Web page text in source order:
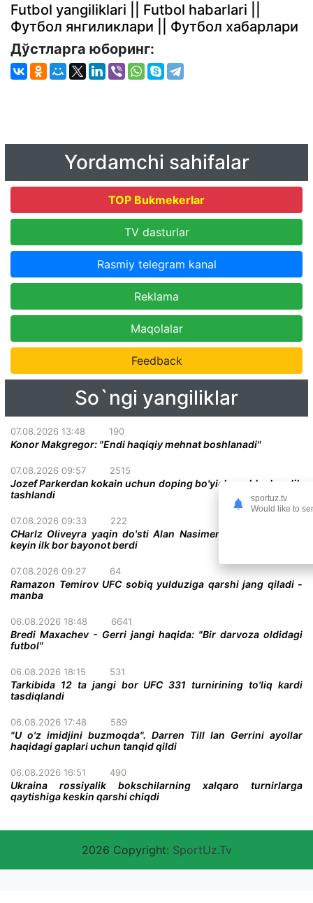
Futbol yangiliklari || Futbol habarlari ||
Футбол янгиликлари || Футбол хабарлари
Дўстларга юборинг:
Yordamchi sahifalar
TOP Bukmekerlar
TV dasturlar
Rasmiy telegram kanal
Reklama
Maqolalar
Feedback
So`ngi yangiliklar
07.08.2026 13:48 190
Konor Makgregor: "Endi haqiqiy mehnat boshlanadi"
07.08.2026 09:57 2515
Jozef Parkerdan kokain uchun doping bo'yicha ayblovlar olib
tashlandi
07.08.2026 09:33 222
CHarlz Oliveyra yaqin do'sti Alan Nasimentoning vafotidan
keyin ilk bor bayonot berdi
07.08.2026 09:27 64
Ramazon Temirov UFC sobiq yulduziga qarshi jang qiladi -
manba
06.08.2026 18:48 6641
Bredi Maxachev - Gerri jangi haqida: "Bir darvoza oldidagi
futbol"
06.08.2026 18:15 531
Tarkibida 12 ta jangi bor UFC 331 turnirining to'liq kardi
tasdiqlandi
06.08.2026 17:48 589
"U o'z imidjini buzmoqda". Darren Till Ian Gerrini ayollar
haqidagi gaplari uchun tanqid qildi
06.08.2026 16:51 490
Ukraina rossiyalik bokschilarning xalqaro turnirlarga
qaytishiga keskin qarshi chiqdi
2026 Copyright: SportUz.Tv
sportuz.tv
Would like to